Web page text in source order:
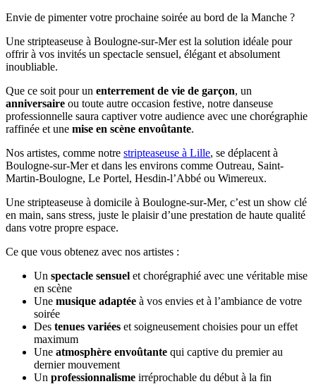
Envie de pimenter votre prochaine soirée au bord de la Manche ?
Une stripteaseuse à Boulogne-sur-Mer est la solution idéale pour
offrir à vos invités un spectacle sensuel, élégant et absolument
inoubliable.
Que ce soit pour un enterrement de vie de garçon, un
anniversaire ou toute autre occasion festive, notre danseuse
professionnelle saura captiver votre audience avec une chorégraphie
raffinée et une mise en scène envoûtante.
Nos artistes, comme notre stripteaseuse à Lille, se déplacent à
Boulogne-sur-Mer et dans les environs comme Outreau, Saint-
Martin-Boulogne, Le Portel, Hesdin-l’Abbé ou Wimereux.
Une stripteaseuse à domicile à Boulogne-sur-Mer, c’est un show clé
en main, sans stress, juste le plaisir d’une prestation de haute qualité
dans votre propre espace.
Ce que vous obtenez avec nos artistes :
Un spectacle sensuel et chorégraphié avec une véritable mise
en scène
Une musique adaptée à vos envies et à l’ambiance de votre
soirée
Des tenues variées et soigneusement choisies pour un effet
maximum
Une atmosphère envoûtante qui captive du premier au
dernier mouvement
Un professionnalisme irréprochable du début à la fin